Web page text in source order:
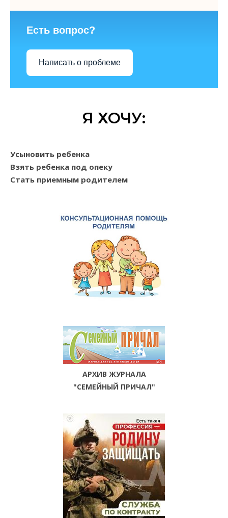
Есть вопрос?
Написать о проблеме
Я ХОЧУ:
Усыновить ребенка
Взять ребенка под опеку
Стать приемным родителем
АРХИВ ЖУРНАЛА
"СЕМЕЙНЫЙ ПРИЧАЛ"